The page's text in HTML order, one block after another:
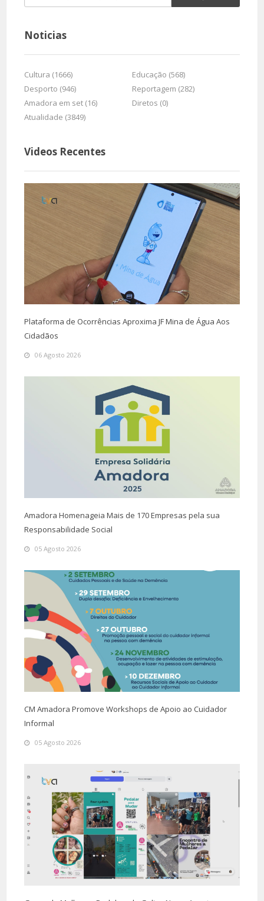
Noticias
Cultura (1666)
Educação (568)
Desporto (946)
Reportagem (282)
Amadora em set (16)
Diretos (0)
Atualidade (3849)
Videos Recentes
Plataforma de Ocorrências Aproxima JF Mina de Água Aos
Cidadãos
06 Agosto 2026
Amadora Homenageia Mais de 170 Empresas pela sua
Responsabilidade Social
05 Agosto 2026
CM Amadora Promove Workshops de Apoio ao Cuidador
Informal
05 Agosto 2026